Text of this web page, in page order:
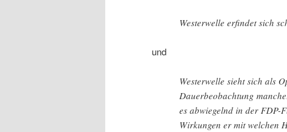
Westerwelle erfindet sich
und
Westerwelle sieht sich als
Dauerbeobachtung
es abwiegelnd in der FDP-
Wirkungen er mit welchen